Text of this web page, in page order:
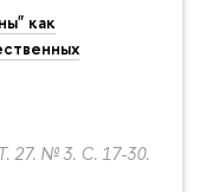
как
27. № 3. С. 17-30.